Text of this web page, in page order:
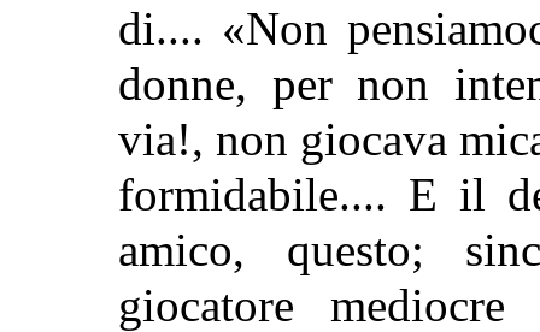
di.... «Non
donne, per non
via!, non giocava
formidabile.... E il
amico, questo;
giocatore